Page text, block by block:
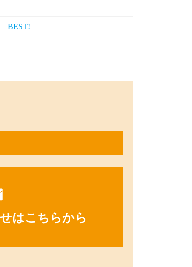
BEST!
はこちらから